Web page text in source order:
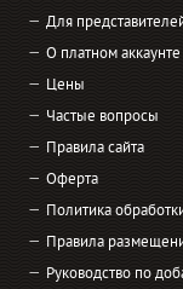
Для
О платном аккаунте
Цены
Частые вопросы
Правила сайта
Оферта
Политика
Правила
Руководство по